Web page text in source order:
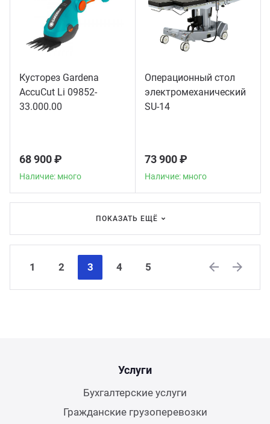
Кусторез Gardena
AccuCut Li 09852-
33.000.00
68 900 ₽
Наличие: много
Операционный стол
электромеханический
SU-14
73 900 ₽
Наличие: много
ПОКАЗАТЬ ЕЩЁ
1 2 3 4
5
Услуги
Бухгалтерские услуги
Гражданские грузоперевозки